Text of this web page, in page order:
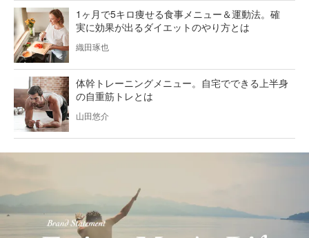
1ヶ月で5キロ痩せる食事メニュー＆運動法。確
実に効果が出るダイエットのやり方とは
織田琢也
体幹トレーニングメニュー。自宅でできる上半身
の自重筋トレとは
山田悠介